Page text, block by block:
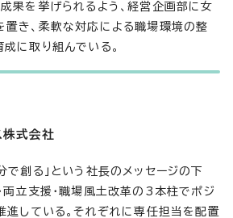
果を挙げられるよう、経営企画部に女
き、柔軟な対応による職場環境の整
に取り組んでいる。
株式会社
で創る」という社長のメッセージの下
両立支援・職場風土改革の3本柱でポジ
進している。それぞれに専任担当を配置